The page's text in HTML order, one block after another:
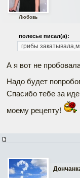
Любовь
полесье писал(а):
грибы
А я вот не
Надо будет
Спасибо тебе за
моему рецепту!